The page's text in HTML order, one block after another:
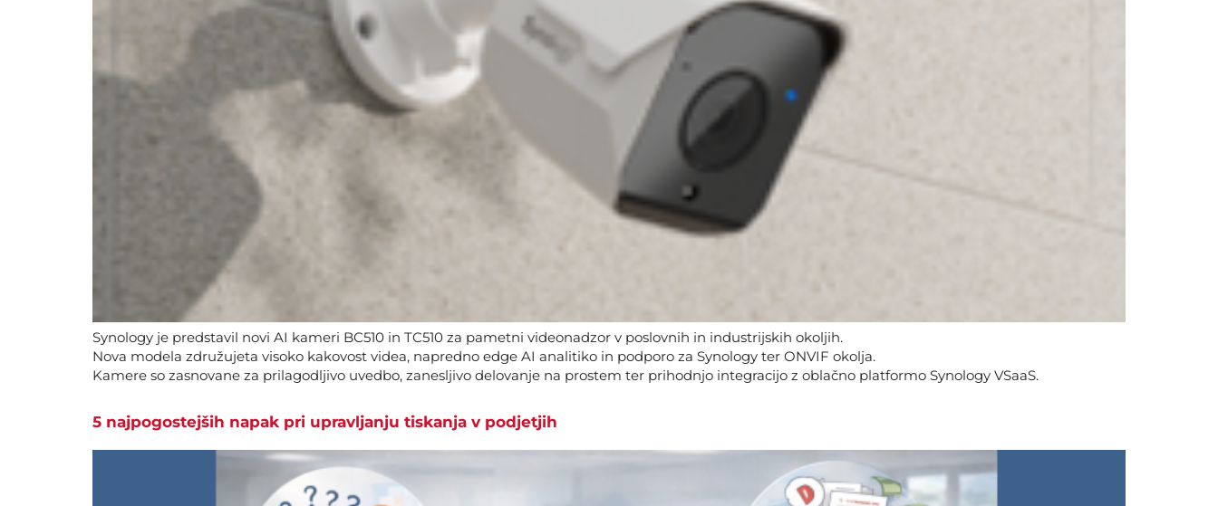
Synology je predstavil novi AI kameri BC510 in TC510 za pametni videonadzor v poslovnih in industrijskih okoljih.
Nova modela združujeta visoko kakovost videa, napredno edge AI analitiko in podporo za Synology ter ONVIF okolja.
Kamere so zasnovane za prilagodljivo uvedbo, zanesljivo delovanje na prostem ter prihodnjo integracijo z oblačno platformo Synology VSaaS.
5 najpogostejših napak pri upravljanju tiskanja v podjetjih